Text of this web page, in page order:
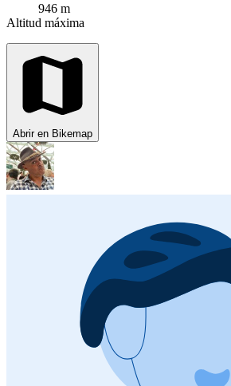
946 m
Altitud máxima
Abrir en Bikemap